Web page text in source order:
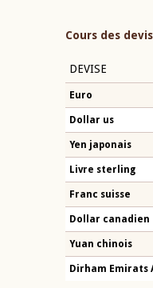
Cours des
DEVISE
Euro
Dollar us
Yen japonais
Livre sterling
Franc suisse
Dollar canadien
Yuan chinois
Dirham Emirats